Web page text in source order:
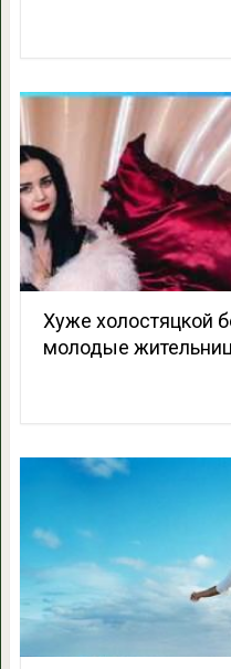
Хуже холостяцкой
молодые